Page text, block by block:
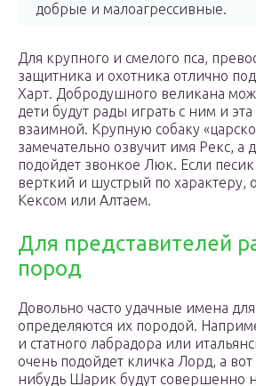
добрые и малоагрессивные.
Для крупного и смелого пса,
защитника и охотника отлично
Харт. Добродушного великана
дети будут рады играть с ним и
взаимной. Крупную собаку
замечательно озвучит имя Рекс, а
подойдет звонкое Люк. Если
верткий и шустрый по характеру,
Кексом или Алтаем.
Для представителей
пород
Довольно часто удачные имена
определяются их породой.
и статного лабрадора или
очень подойдет кличка Лорд, а
нибудь Шарик будут совершенно